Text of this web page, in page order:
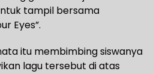
tampil bersama
Eyes”.
itu membimbing siswanya
lagu tersebut di atas